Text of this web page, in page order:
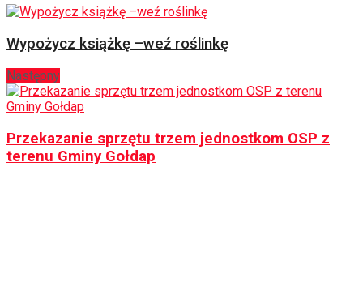
Wypożycz książkę –weź roślinkę
Następny
Przekazanie sprzętu trzem jednostkom OSP z
terenu Gminy Gołdap